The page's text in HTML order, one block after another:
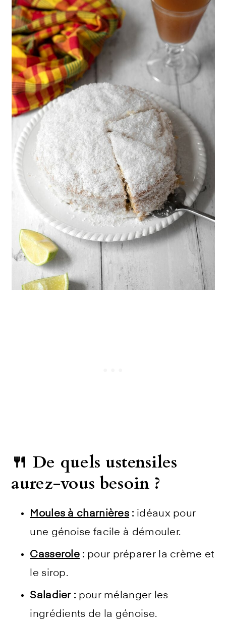
🍴 De quels ustensiles
aurez-vous besoin ?
Moules à charnières : idéaux pour
une génoise facile à démouler.
Casserole : pour préparer la crème et
le sirop.
Saladier : pour mélanger les
ingrédients de la génoise.